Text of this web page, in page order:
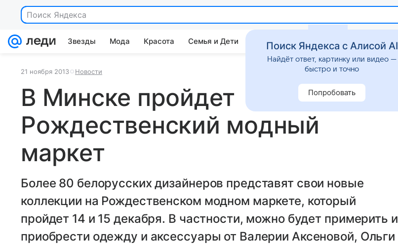
Звезды Мода Красота Семья и Дети Дом Гороскопы Стиль жизни
21 ноября 2013 Новости
В Минске пройдет
Рождественский модный
маркет
Более 80 белорусских дизайнеров представят свои новые
коллекции на Рождественском модном маркете, который
пройдет 14 и 15 декабря. В частности, можно будет примерить и
приобрести одежду и аксессуары от Валерии Аксеновой, Ольги
Поиск Яндекса с Алисой AI
Найдёт ответ, картинку или видео —
быстро и точно
Попробовать